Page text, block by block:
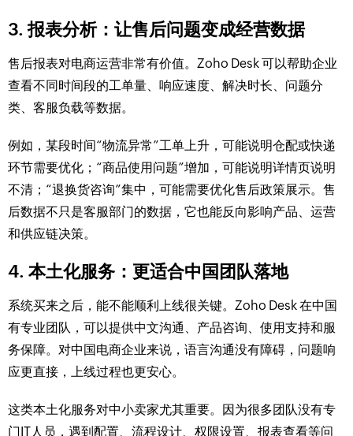
3. 报表分析：让售后问题变成经营数据
售后报表对电商运营非常有价值。Zoho Desk 可以帮助企业
查看不同时间段的工单量、响应速度、解决时长、问题分
类、客服负载等数据。
例如，某段时间“物流异常”工单上升，可能说明仓配或快递
环节需要优化；“商品使用问题”增加，可能说明详情页说明
不清；“退换货咨询”集中，可能需要优化售后政策展示。售
后数据不只是客服部门的数据，它也能反向影响产品、运营
和供应链决策。
4. 本土化服务：更适合中国团队落地
系统买来之后，能不能顺利上线很关键。Zoho Desk 在中国
有专业团队，可以提供中文沟通、产品咨询、使用支持和服
务保障。对中国电商企业来说，语言沟通没有障碍，问题响
应更直接，上线过程也更安心。
这类本土化服务对中小卖家尤其重要。因为很多团队没有专
门IT人员，遇到配置、流程设计、权限设置、报表查看等问